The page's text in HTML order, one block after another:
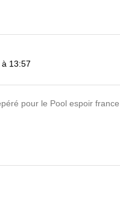
13:57
pour le Pool espoir france